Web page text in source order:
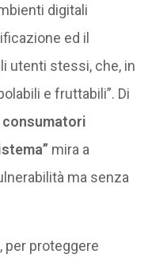
digitali
ed il
utenti stessi, che, in
e fruttabili”. Di
consumatori
mira a
ma senza
per proteggere